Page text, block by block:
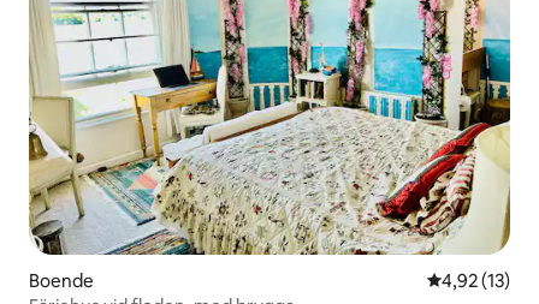
Boende 4,92 av 5 i
4,92 (13)